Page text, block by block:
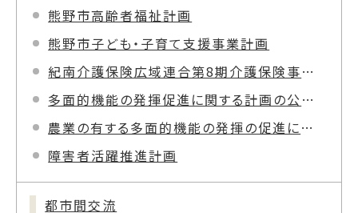
熊野市高齢者福祉計画
熊野市子ども・子育て支援事業計画
紀南介護保険広域連合第8期介護保険事業計画
多面的機能の発揮促進に関する計画の公表について
農業の有する多面的機能の発揮の促進に関する計画
障害者活躍推進計画
都市間交流